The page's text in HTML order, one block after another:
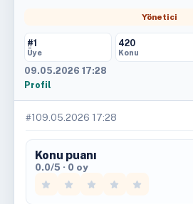
Yönetici
#1
Üye
420
Konu
09.05.2026 17:28
Profil
#1 09.05.2026 17:28
Konu puanı
0.0/5 · 0 oy